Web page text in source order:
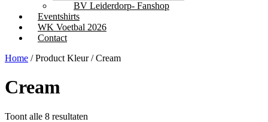
BV Leiderdorp- Fanshop
Eventshirts
WK Voetbal 2026
Contact
Home / Product Kleur / Cream
Cream
Toont alle 8 resultaten